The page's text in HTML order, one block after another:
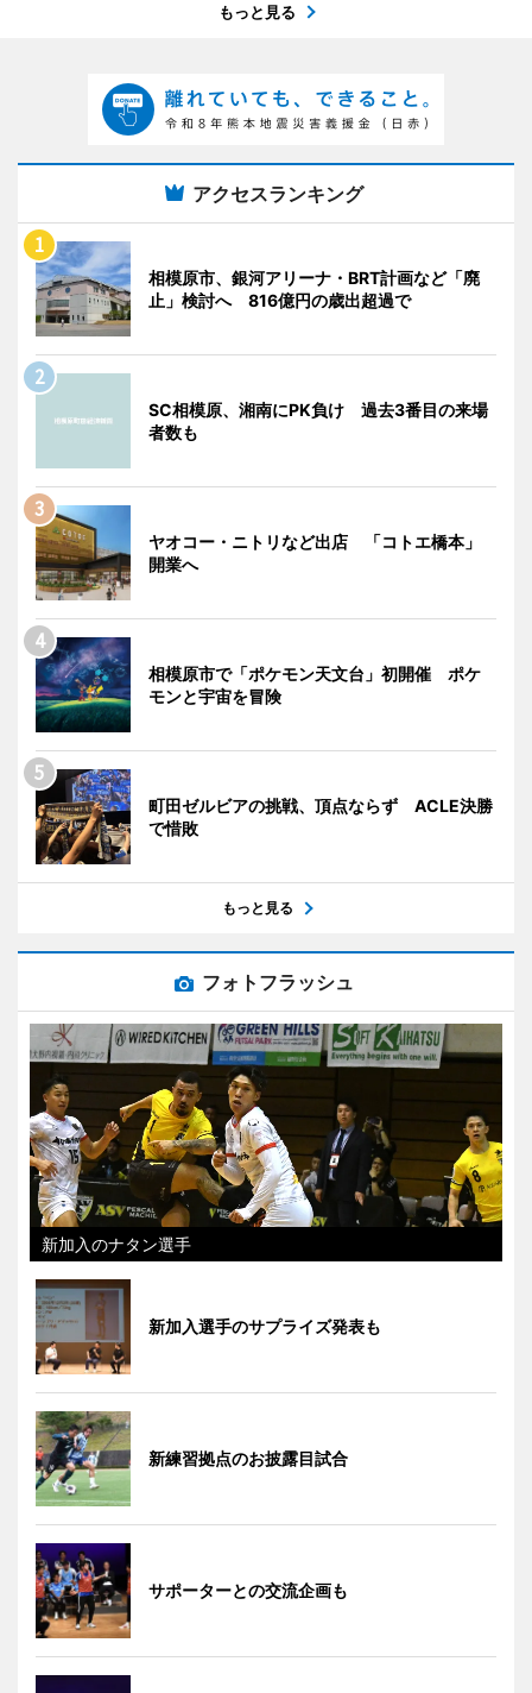
もっと見る
アクセスランキング
相模原市、銀河アリーナ・BRT計画など「廃
止」検討へ 816億円の歳出超過で
SC相模原、湘南にPK負け 過去3番目の来場
者数も
ヤオコー・ニトリなど出店 「コトエ橋本」
開業へ
相模原市で「ポケモン天文台」初開催 ポケ
モンと宇宙を冒険
町田ゼルビアの挑戦、頂点ならず ACLE決勝
で惜敗
もっと見る
フォトフラッシュ
新加入のナタン選手
新加入選手のサプライズ発表も
新練習拠点のお披露目試合
サポーターとの交流企画も